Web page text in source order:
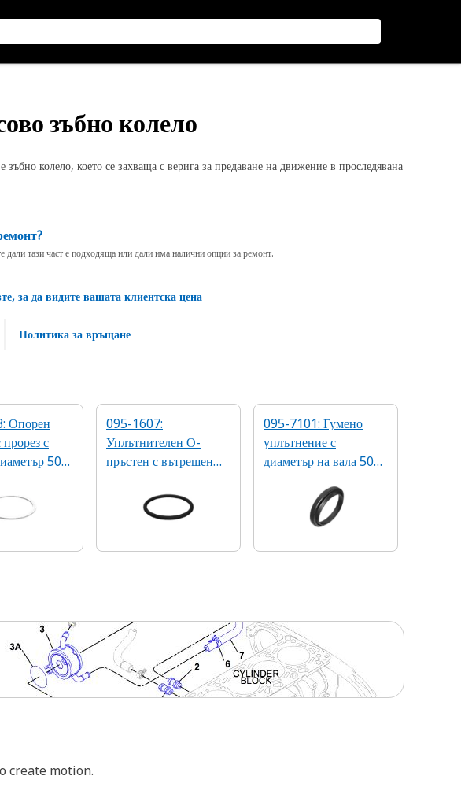
зъбно колело
колело, което се захваща с верига за предаване на движение в проследявана
дали тази част е подходяща или дали има налични опции за ремонт.
за да видите вашата клиентска цена
Политика за връщане
Опорен
с
50
095-1607:
Уплътнителен О-
пръстен с вътрешен
095-7101: Гумено
уплътнение с
диаметър на вала 50
create motion.